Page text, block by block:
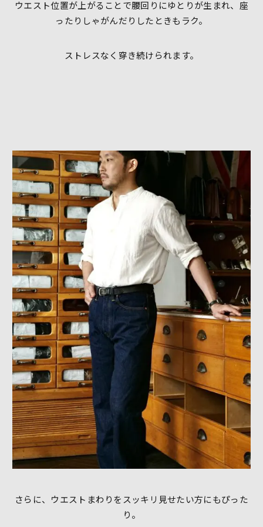
ウエスト位置が上がることで腰回りにゆとりが生まれ、座
ったりしゃがんだりしたときもラク。
ストレスなく穿き続けられます。
さらに、ウエストまわりをスッキリ見せたい方にもぴった
り。